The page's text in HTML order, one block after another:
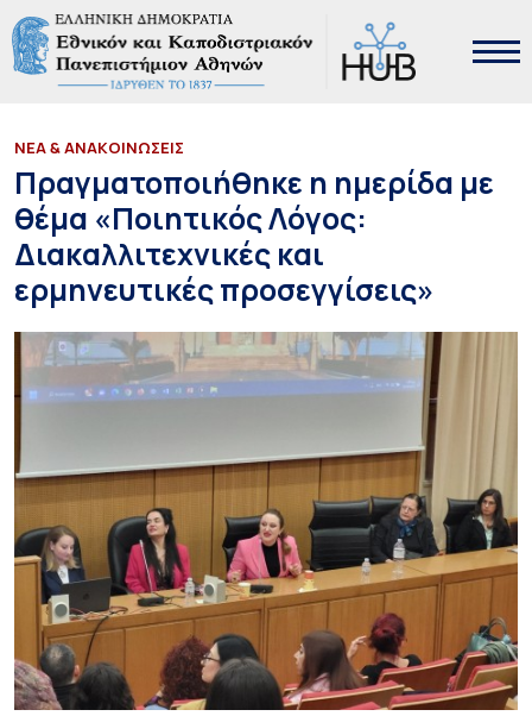
ΝΕΑ & ΑΝΑΚΟΙΝΩΣΕΙΣ
Πραγματοποιήθηκε η ημερίδα με
θέμα «Ποιητικός Λόγος:
Διακαλλιτεχνικές και
ερμηνευτικές προσεγγίσεις»